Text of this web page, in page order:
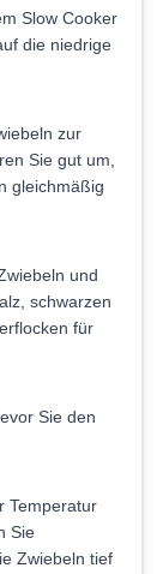
Slow Cooker
die niedrige
zur
Sie gut um,
gleichmäßig
und
schwarzen
für
Sie den
Temperatur
Sie
Zwiebeln tief